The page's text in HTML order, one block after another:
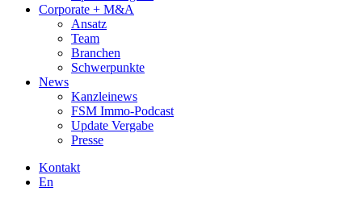
Corporate + M&A
Ansatz
Team
Branchen
Schwerpunkte
News
Kanzleinews
FSM Immo-Podcast
Update Vergabe
Presse
Kontakt
En